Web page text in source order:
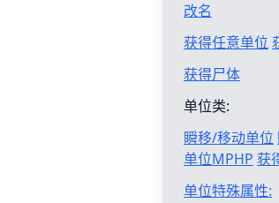
改名
获得任意单位
获得尸体
单位类:
瞬移/移动单位
单位MPHP 获
单位特殊属性: